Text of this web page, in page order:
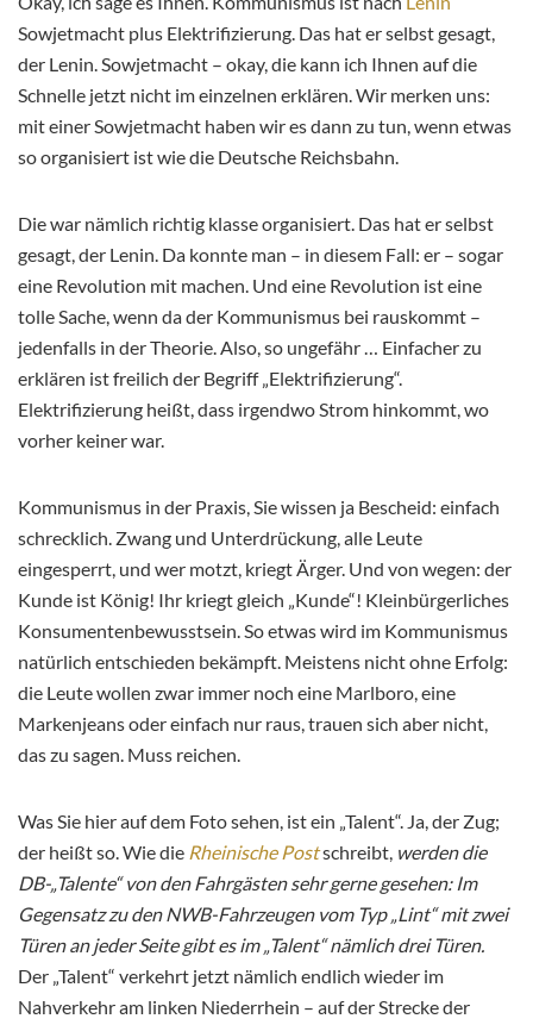
Sowjetmacht plus Elektrifizierung. Das hat er selbst gesagt,
der Lenin. Sowjetmacht – okay, die kann ich Ihnen auf die
Schnelle jetzt nicht im einzelnen erklären. Wir merken uns:
mit einer Sowjetmacht haben wir es dann zu tun, wenn etwas
so organisiert ist wie die Deutsche Reichsbahn.
Die war nämlich richtig klasse organisiert. Das hat er selbst
gesagt, der Lenin. Da konnte man – in diesem Fall: er – sogar
eine Revolution mit machen. Und eine Revolution ist eine
tolle Sache, wenn da der Kommunismus bei rauskommt –
jedenfalls in der Theorie. Also, so ungefähr … Einfacher zu
erklären ist freilich der Begriff „Elektrifizierung“.
Elektrifizierung heißt, dass irgendwo Strom hinkommt, wo
vorher keiner war.
Kommunismus in der Praxis, Sie wissen ja Bescheid: einfach
schrecklich. Zwang und Unterdrückung, alle Leute
eingesperrt, und wer motzt, kriegt Ärger. Und von wegen: der
Kunde ist König! Ihr kriegt gleich „Kunde“! Kleinbürgerliches
Konsumentenbewusstsein. So etwas wird im Kommunismus
natürlich entschieden bekämpft. Meistens nicht ohne Erfolg:
die Leute wollen zwar immer noch eine Marlboro, eine
Markenjeans oder einfach nur raus, trauen sich aber nicht,
das zu sagen. Muss reichen.
Was Sie hier auf dem Foto sehen, ist ein „Talent“. Ja, der Zug;
der heißt so. Wie die Rheinische Postschreibt, werden die
DB-„Talente“ von den Fahrgästen sehr gerne gesehen: Im
Gegensatz zu den NWB-Fahrzeugen vom Typ „Lint“ mit zwei
Türen an jeder Seite gibt es im „Talent“ nämlich drei Türen.
Der „Talent“ verkehrt jetzt nämlich endlich wieder im
Nahverkehr am linken Niederrhein – auf der Strecke der